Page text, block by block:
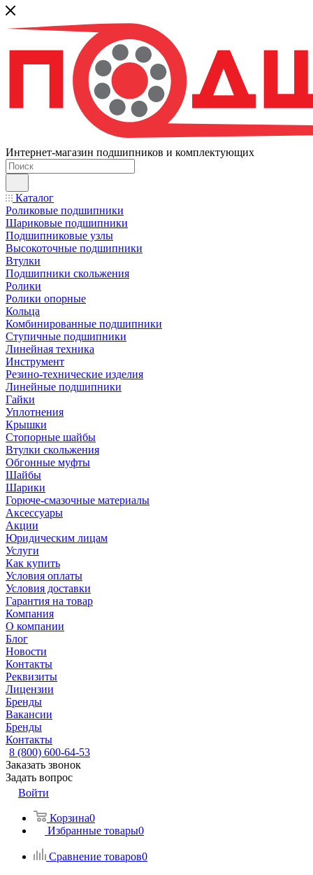
Интернет-магазин подшипников и комплектующих
Каталог
Роликовые подшипники
Шариковые подшипники
Подшипниковые узлы
Высокоточные подшипники
Втулки
Подшипники скольжения
Ролики
Ролики опорные
Кольца
Комбинированные подшипники
Ступичные подшипники
Линейная техника
Инструмент
Резино-технические изделия
Линейные подшипники
Гайки
Уплотнения
Крышки
Стопорные шайбы
Втулки скольжения
Обгонные муфты
Шайбы
Шарики
Горюче-смазочные материалы
Аксессуары
Акции
Юридическим лицам
Услуги
Как купить
Условия оплаты
Условия доставки
Гарантия на товар
Компания
О компании
Блог
Новости
Контакты
Реквизиты
Лицензии
Бренды
Вакансии
Бренды
Контакты
8 (800) 600-64-53
Заказать звонок
Задать вопрос
Войти
Корзина0
Избранные товары0
Сравнение товаров0